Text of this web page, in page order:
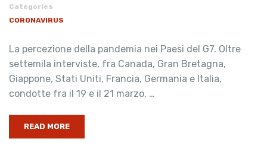
Categories
CORONAVIRUS
La percezione della pandemia nei Paesi del G7. Oltre
settemila interviste, fra Canada, Gran Bretagna,
Giappone, Stati Uniti, Francia, Germania e Italia,
condotte fra il 19 e il 21 marzo. …
READ MORE